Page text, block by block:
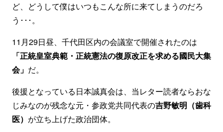
ど、どうして僕はいつもこんな所に来てしまうのだろ
う･･･。
11月29日昼、千代田区内の会議室で開催されたのは
「正統皇室典範・正統憲法の復原改正を求める國民大集
会」 だ。
後援となっている日本誠真会は、当レター読者ならおな
じみなのが残念な元・参政党共同代表の吉野敏明（歯科
医） が立ち上げた政治団体。